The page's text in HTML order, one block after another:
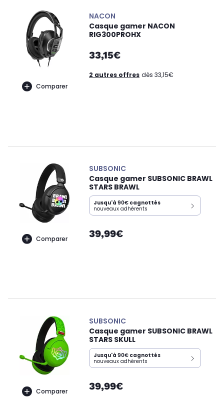
Comparer
NACON
Casque gamer NACON
RIG300PROHX
33,15€
2 autres offres dès 33,15€
Comparer
SUBSONIC
Casque gamer SUBSONIC BRAWL
STARS BRAWL
Jusqu'à 90€ cagnottés
nouveaux adhérents
39,99€
Comparer
SUBSONIC
Casque gamer SUBSONIC BRAWL
STARS SKULL
Jusqu'à 90€ cagnottés
nouveaux adhérents
39,99€